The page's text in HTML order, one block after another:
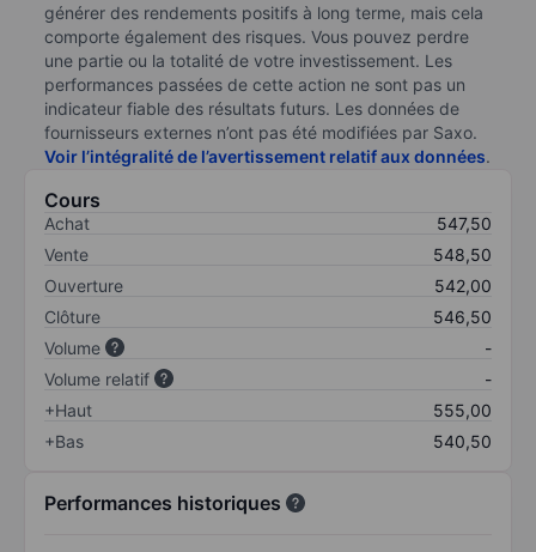
générer des rendements positifs à long terme, mais cela
comporte également des risques. Vous pouvez perdre
une partie ou la totalité de votre investissement. Les
performances passées de cette action ne sont pas un
indicateur fiable des résultats futurs. Les données de
fournisseurs externes n’ont pas été modifiées par Saxo.
Voir l’intégralité de l’avertissement relatif aux données.
Cours
Achat
547,50
Vente
548,50
Ouverture
542,00
Clôture
546,50
Volume
-
Volume relatif
-
+Haut
555,00
+Bas
540,50
Performances historiques